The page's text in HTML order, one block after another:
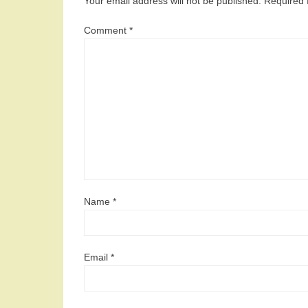
Comment *
Name *
Email *